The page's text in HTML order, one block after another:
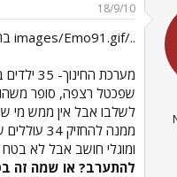
18/9/10
../images/Emo91.gif בתור צעירה במערכת פונה לעצת המנוסים
מערכת
שפכטל רצפה, סופר משהו
לשלבו אבל אין ממש מי
ממנה
ומוגלי חושב אבל לא
להתערב? או שמה זה